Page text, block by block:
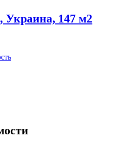
Украина, 147 м2